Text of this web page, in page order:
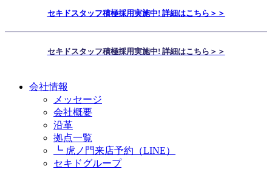
セキドスタッフ積極採用実施中! 詳細はこちら＞＞
セキドスタッフ積極採用実施中! 詳細はこちら＞＞
会社情報
メッセージ
会社概要
沿革
拠点一覧
┗ 虎ノ門来店予約（LINE）
セキドグループ